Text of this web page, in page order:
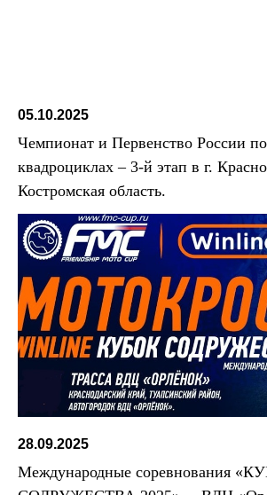
05.10.2025
Чемпионат и Первенство России
квадроциклах – 3-й этап в г.
Костромская область.
28.09.2025
Международные соревнования